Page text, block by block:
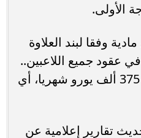
الأولى.
وفقا لبند العلاوة
في عقود جميع اللاعبين..
قيمة عقوبة نيمار ستبلغ 375 ألف يورو شهريا، أي
تقارير إعلامية عن